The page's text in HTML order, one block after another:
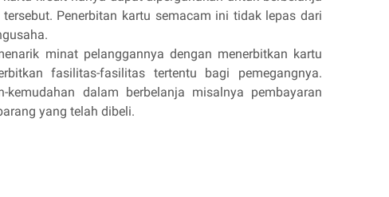
Penerbitan kartu semacam ini tidak lepas dari
minat pelanggannya dengan menerbitkan kartu
fasilitas-fasilitas tertentu bagi pemegangnya.
kemudahan dalam berbelanja misalnya pembayaran
yang telah dibeli.